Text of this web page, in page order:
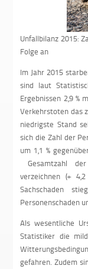
Unfallbilanz 2015:
Folge an
Im Jahr 2015
sind laut
Ergebnissen 2,9 %
Verkehrstoten das
niedrigste Stand
sich die Zahl der
um 1,1 %
Gesamtzahl
verzeichnen (+
Sachschaden
Personenschaden
Als wesentliche
Statistiker die
gefahren. Zudem